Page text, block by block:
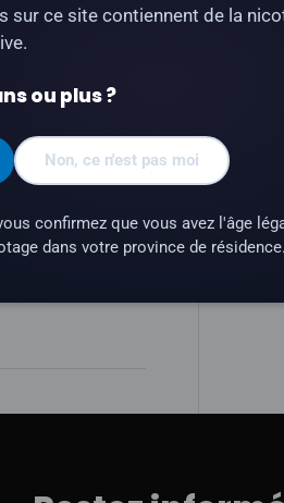
pour les
appareils sub-
qui crée une
sur ce site contiennent de la
ou plus ?
Non, ce n'est pas moi
confirmez que vous avez l'âge
dans votre province de résidence.